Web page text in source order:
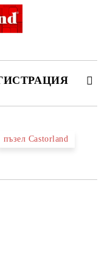
ден.
пъзел Castorland